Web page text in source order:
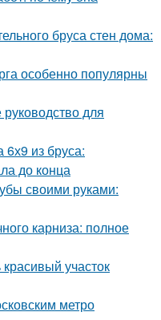
бруса стен дома:
особенно популярны
для
6х9 из бруса:
до конца
своими руками:
карниза: полное
красивый участок
метро